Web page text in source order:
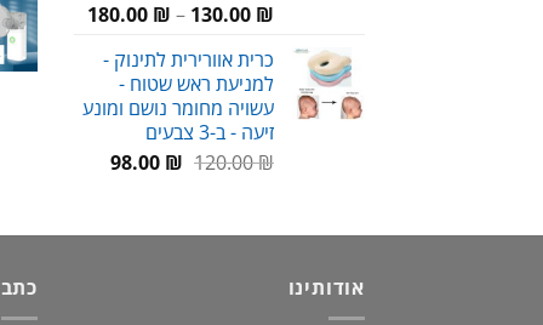
130.00 ₪
–
180.00 ₪
מחירים:
כרית אוורירית לתינוק -
למניעת ראש שטוח -
עשויה מחומר נושם ומונע
זיעה - ב-3 צבעים
120.00₪
המחיר
120.00 ₪.
98.00 ₪
המחיר
98.00 ₪.
אודותינו